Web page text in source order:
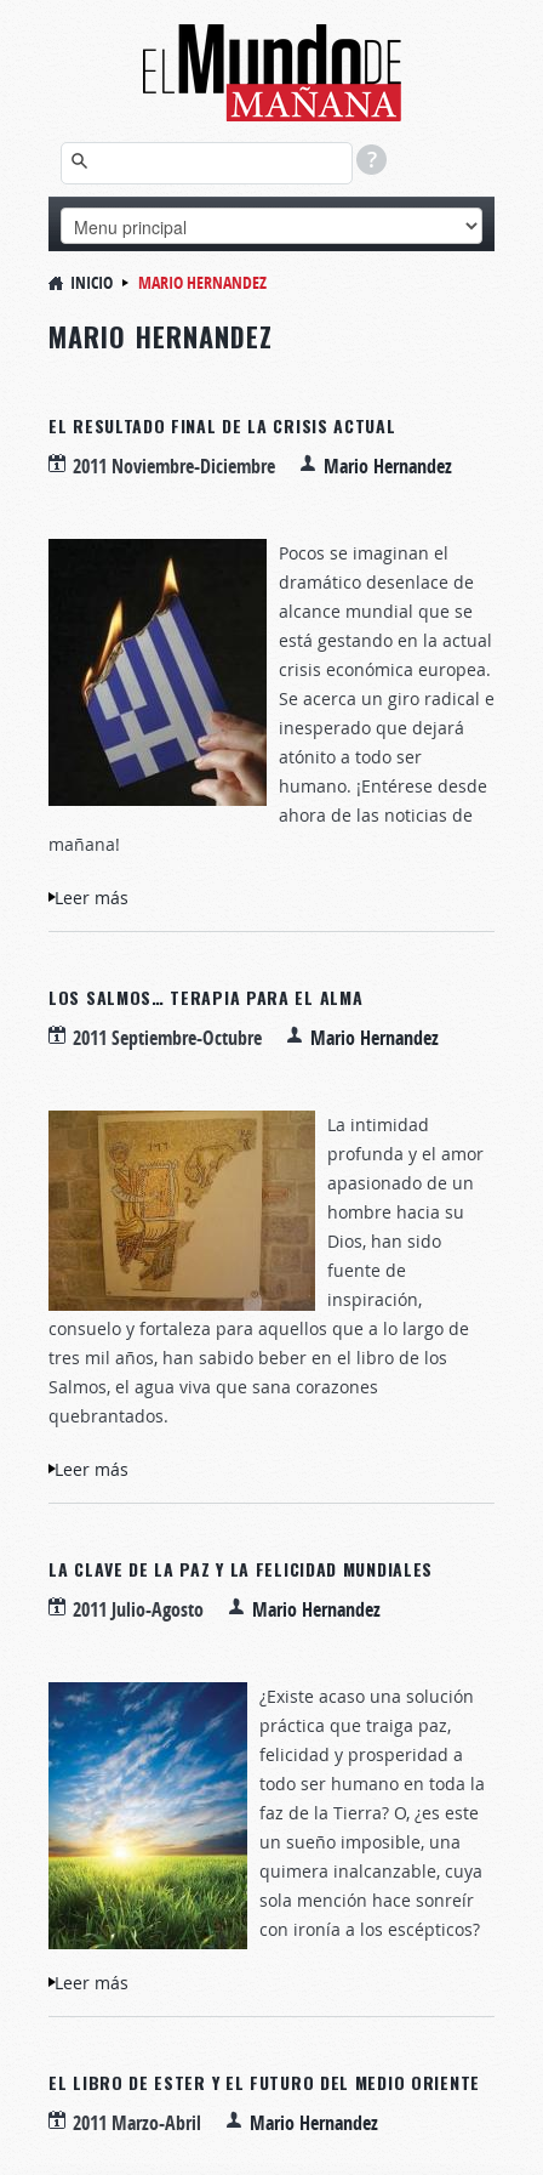
INICIO MARIO HERNANDEZ
MARIO HERNANDEZ
EL RESULTADO FINAL DE LA CRISIS ACTUAL
2011 Noviembre-Diciembre Mario Hernandez
Pocos se imaginan el
dramático desenlace de
alcance mundial que se
está gestando en la actual
crisis económica europea.
Se acerca un giro radical e
inesperado que dejará
atónito a todo ser
humano. ¡Entérese desde
ahora de las noticias de
mañana!
Leer más
LOS SALMOS… TERAPIA PARA EL ALMA
2011 Septiembre-Octubre Mario Hernandez
La intimidad
profunda y el amor
apasionado de un
hombre hacia su
Dios, han sido
fuente de
inspiración,
consuelo y fortaleza para aquellos que a lo largo de
tres mil años, han sabido beber en el libro de los
Salmos, el agua viva que sana corazones
quebrantados.
Leer más
LA CLAVE DE LA PAZ Y LA FELICIDAD MUNDIALES
2011 Julio-Agosto Mario Hernandez
¿Existe acaso una solución
práctica que traiga paz,
felicidad y prosperidad a
todo ser humano en toda la
faz de la Tierra? O, ¿es este
un sueño imposible, una
quimera inalcanzable, cuya
sola mención hace sonreír
con ironía a los escépticos?
Leer más
EL LIBRO DE ESTER Y EL FUTURO DEL MEDIO ORIENTE
2011 Marzo-Abril Mario Hernandez